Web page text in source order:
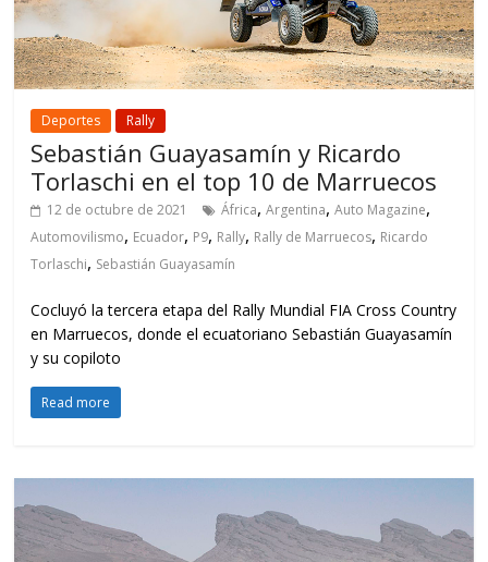
Deportes Rally
Sebastián Guayasamín y Ricardo
Torlaschi en el top 10 de Marruecos
12 de octubre de 2021 África,Argentina,Auto Magazine,
Automovilismo, Ecuador, P9, Rally, Rally de Marruecos, Ricardo
Torlaschi, Sebastián Guayasamín
Cocluyó la tercera etapa del Rally Mundial FIA Cross Country
en Marruecos, donde el ecuatoriano Sebastián Guayasamín
y su copiloto
Read more